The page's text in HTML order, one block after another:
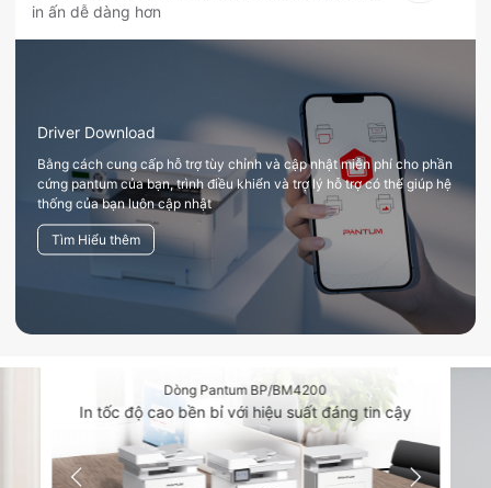
in ấn dễ dàng hơn
Driver Download
Bằng cách cung cấp hỗ trợ tùy chỉnh và cập nhật miễn phí cho phần
cứng pantum của bạn, trình điều khiển và trợ lý hỗ trợ có thể giúp hệ
thống của bạn luôn cập nhật
Tìm Hiểu thêm
Dòng Pantum BP/BM4200
In tốc độ cao bền bỉ với hiệu suất đáng tin cậy